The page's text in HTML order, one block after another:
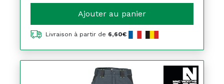
Ajouter au panier
Livraison à partir de 6,60€